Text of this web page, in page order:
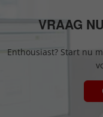
VRAAG
Enthousiast? Start nu